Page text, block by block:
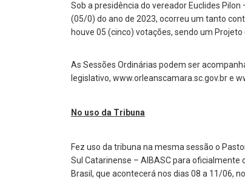
Sob a presidência do vereador Euclides
(05/0) do ano de 2023, ocorreu um tanto
houve 05 (cinco) votações, sendo um
As Sessões Ordinárias podem ser
legislativo, www.orleanscamara.sc.gov.br e
No uso da Tribuna
Fez uso da tribuna na mesma sessão o
Sul Catarinense – AIBASC para oficialmente
Brasil, que acontecerá nos dias 08 a 11/06,